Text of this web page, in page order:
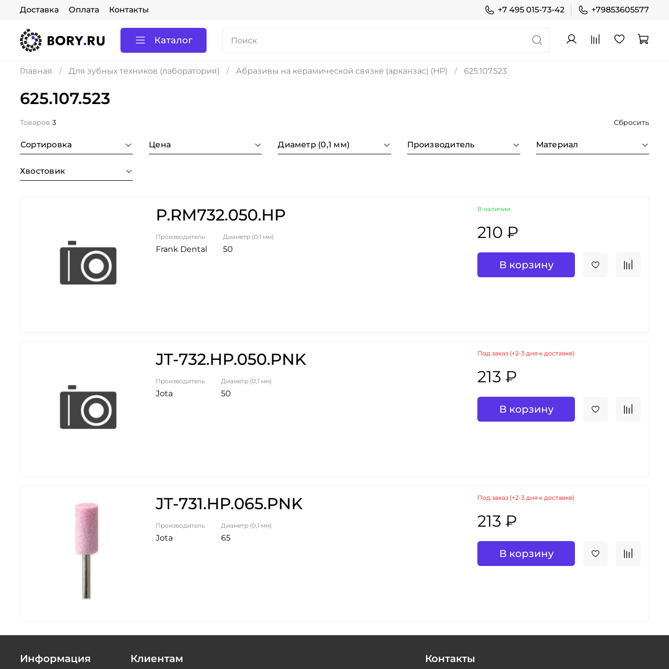
Доставка Оплата Контакты +7 495 015-73-42 +79853605577
Каталог
Главная Для зубных техников (лаборатория) Абразивы на керамической связке (арканзас) (HP) 625.107.523
625.107.523
Товаров 3 Сбросить
Сортировка Цена Диаметр (0,1 мм) Производитель Материал
Хвостовик
P.RM732.050.HP
Производитель
Frank Dental
Диаметр (0,1 мм)
50
В наличии
210 ₽
В корзину
JT-732.HP.050.PNK
Производитель
Jota
Диаметр (0,1 мм)
50
Под заказ (+2-3 дня к доставке)
213 ₽
В корзину
JT-731.HP.065.PNK
Производитель
Jota
Диаметр (0,1 мм)
65
Под заказ (+2-3 дня к доставке)
213 ₽
В корзину
Информация Клиентам Контакты